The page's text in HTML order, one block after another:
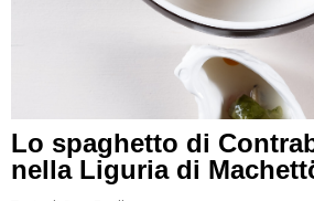
Lo spaghetto di
nella Liguria di